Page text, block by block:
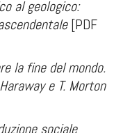
al geologico:
[PDF
la fine del mondo.
e T. Morton
sociale